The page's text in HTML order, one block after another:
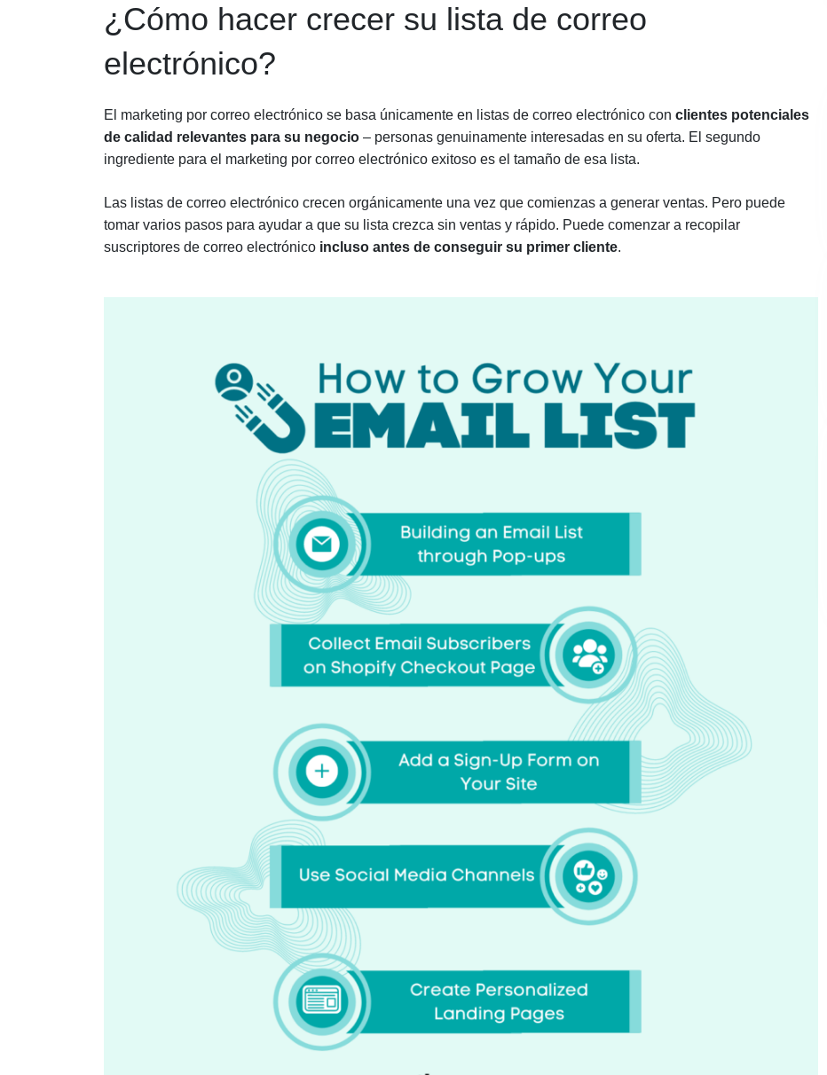
¿Cómo hacer crecer su lista de correo
electrónico?
El marketing por correo electrónico se basa únicamente en listas de correo electrónico con clientes potenciales
de calidad relevantes para su negocio – personas genuinamente interesadas en su oferta. El segundo
ingrediente para el marketing por correo electrónico exitoso es el tamaño de esa lista.
Las listas de correo electrónico crecen orgánicamente una vez que comienzas a generar ventas. Pero puede
tomar varios pasos para ayudar a que su lista crezca sin ventas y rápido. Puede comenzar a recopilar
suscriptores de correo electrónico incluso antes de conseguir su primer cliente.